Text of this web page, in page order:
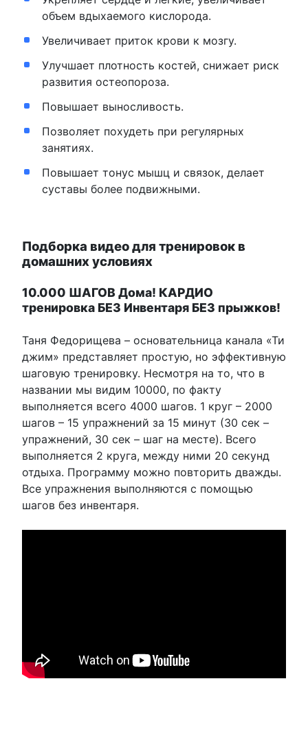
объем вдыхаемого кислорода.
Увеличивает приток крови к мозгу.
Улучшает плотность костей, снижает риск
развития остеопороза.
Повышает выносливость.
Позволяет похудеть при регулярных
занятиях.
Повышает тонус мышц и связок, делает
суставы более подвижными.
Подборка видео для тренировок в
домашних условиях
10.000 ШАГОВ Дома! КАРДИО
тренировка БЕЗ Инвентаря БЕЗ прыжков!
Таня Федорищева – основательница канала «Ти
джим» представляет простую, но эффективную
шаговую тренировку. Несмотря на то, что в
названии мы видим 10000, по факту
выполняется всего 4000 шагов. 1 круг – 2000
шагов – 15 упражнений за 15 минут (30 сек –
упражнений, 30 сек – шаг на месте). Всего
выполняется 2 круга, между ними 20 секунд
отдыха. Программу можно повторить дважды.
Все упражнения выполняются с помощью
шагов без инвентаря.